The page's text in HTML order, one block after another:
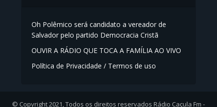
Oh Polêmico será candidato a vereador de
Salvador pelo partido Democracia Cristã
OUVIR A RÁDIO QUE TOCA A FAMÍLIA AO VIVO
Política de Privacidade / Termos de uso
© Copyright 2021, Todos os direitos reservados Rádio Caçula Fm -